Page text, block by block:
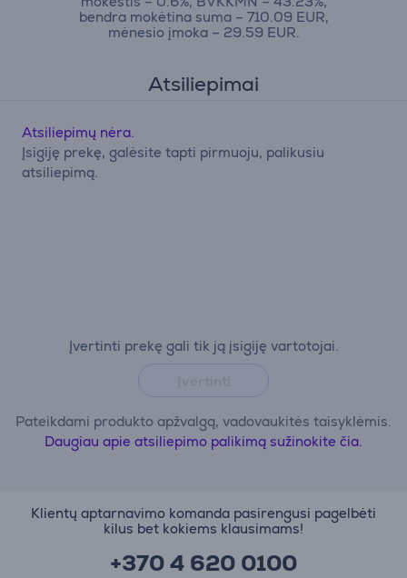
bendra mokėtina suma – 710.09 EUR,
mėnesio įmoka – 29.59 EUR.
Atsiliepimai
Įvertinti prekę gali tik ją įsigiję vartotojai.
Pateikdami produkto apžvalgą, vadovaukitės taisyklėmis.
Daugiau apie atsiliepimo palikimą sužinokite čia.
Atsiliepimų nėra.
Įsigiję prekę, galėsite tapti pirmuoju, palikusiu
atsiliepimą.
Klientų aptarnavimo komanda pasirengusi pagelbėti
kilus bet kokiems klausimams!
+370 4 620 0100